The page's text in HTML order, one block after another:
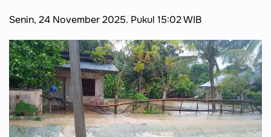
Senin, 24 November 2025. Pukul 15:02 WIB